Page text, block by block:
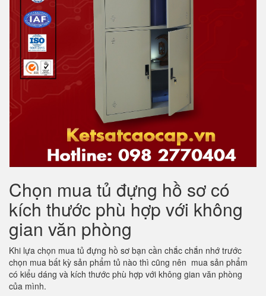
Chọn mua tủ đựng hồ sơ có
kích thước phù hợp với không
gian văn phòng
Khi lựa chọn mua tủ đựng hồ sơ bạn cần chắc chắn nhớ trước
chọn mua bất kỳ sản phẩm tủ nào thì cũng nên mua sản phẩm
có kiểu dáng và kích thước phù hợp với không gian văn phòng
của mình.